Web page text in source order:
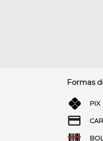
Formas
PIX